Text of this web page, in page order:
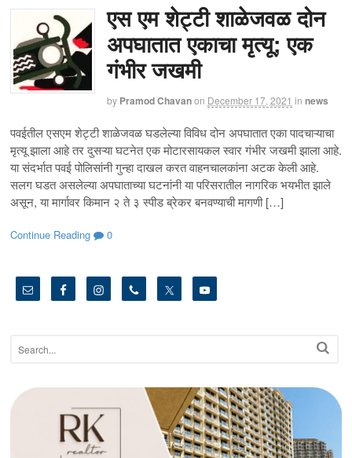
एस एम शेट्टी शाळेजवळ दोन
अपघातात एकाचा मृत्यू; एक
गंभीर जखमी
by Pramod Chavanon December 17, 2021 in news
पवईतील एसएम शेट्टी शाळेजवळ घडलेल्या विविध दोन अपघातात एका पादचाऱ्याचा
मृत्यू झाला आहे तर दुसऱ्या घटनेत एक मोटारसायकल स्वार गंभीर जखमी झाला आहे.
या संदर्भात पवई पोलिसांनी गुन्हा दाखल करत वाहनचालकांना अटक केली आहे.
सलग घडत असलेल्या अपघाताच्या घटनांनी या परिसरातील नागरिक भयभीत झाले
असून, या मार्गावर किमान २ ते ३ स्पीड ब्रेकर बनवण्याची मागणी […]
Continue Reading 0